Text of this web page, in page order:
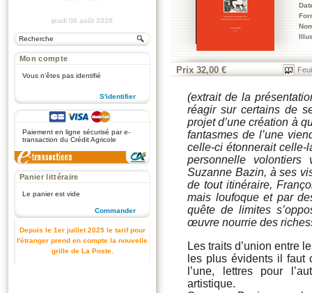
jeudi 06 août 2026
Mon compte
Vous n'êtes pas identifié
S'identifier
Paiement en ligne sécurisé par e-
transaction du Crédit Agricole
Panier littéraire
Le panier est vide
Commander
Depuis le 1er juillet 2025 le tarif pour
l'étranger prend en compte la nouvelle
grille de La Poste.
Prix 32,00 €
(extrait de la
réagir sur certains de
projet d’une création à
fantasmes de l’une
celle-ci étonnerait celle-
personnelle
Suzanne Bazin, à ses
de tout itinéraire,
mais loufoque et par
quête de limites
œuvre nourrie des
Les traits d’union entre
les plus évidents il faut
l’une, lettres pour
artistique.